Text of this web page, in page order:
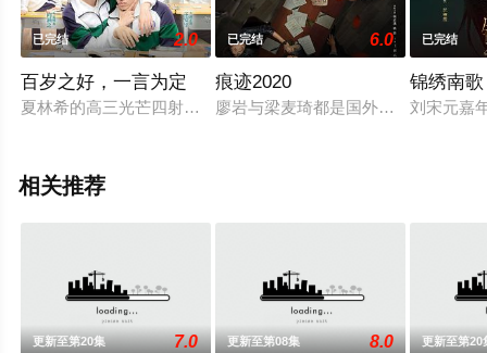
。
已完结 2.0
百岁之好，一言为定
夏林希的高三光芒四射，蒋正寒的高三危机四伏。第一次感受
已完结 6.0
痕迹2020
廖岩与梁麦琦都是国外学成归来的
已完结
锦绣南歌
刘宋元嘉
相关推荐
更新至第20集 7.0 更新至第08集 8.0 更新至第20